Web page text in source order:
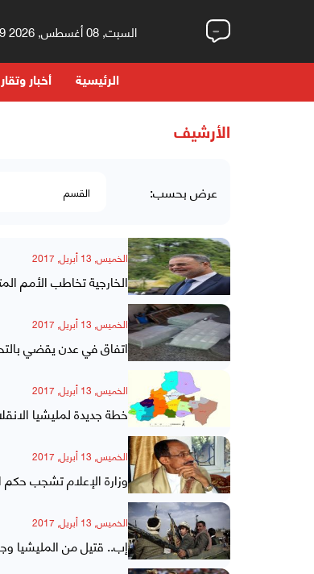
السبت, 08 أغسطس, 2026 09:19 مساءً
الرئيسية أخبار
الأرشيف
عرض بحسب:
الخميس, 13 أبريل, 2017
الخارجية تخاطب الأمم
الخميس, 13 أبريل, 2017
اتفاق في عدن يقضي
الخميس, 13 أبريل, 2017
خطة جديدة لمليشيا
الخميس, 13 أبريل, 2017
وزارة الإعلام تشجب
الخميس, 13 أبريل, 2017
إب.. قتيل من المليشيا